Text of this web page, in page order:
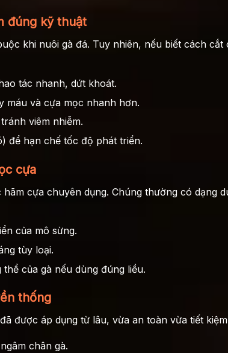
đúng kỹ thuật
khi nuôi gà đá. Tuy nhiên, nếu biết cách
tác nhanh, dứt khoát.
máu và cựa mọc nhanh hơn.
viêm nhiễm.
để hạn chế tốc độ phát triển.
cựa
cựa chuyên dụng. Chúng thường có dạng
của mô sừng.
tùy loại.
của gà nếu dùng đúng liều.
thống
được áp dụng từ lâu, vừa an toàn vừa tiết
chân gà.